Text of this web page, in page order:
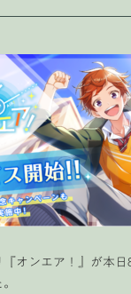
オンエア！』が本